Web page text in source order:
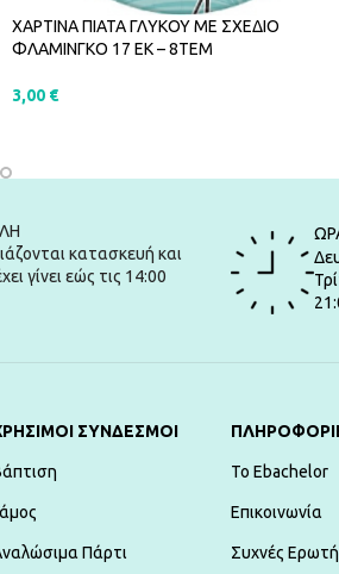
ΧΑΡΤΙΝΑ ΠΙΑΤΑ ΓΛΥΚΟΥ ΜΕ ΣΧΕΔΙΟ
ΦΛΑΜΙΝΓΚΟ 17 EK – 8ΤΕΜ
3,00 €
κατασκευή και
γίνει εώς τις 14:00
ΣΥΝΔΕΣΜΟΙ
Πάρτι
To Ebachelor
Επικοινωνία
Συχνές